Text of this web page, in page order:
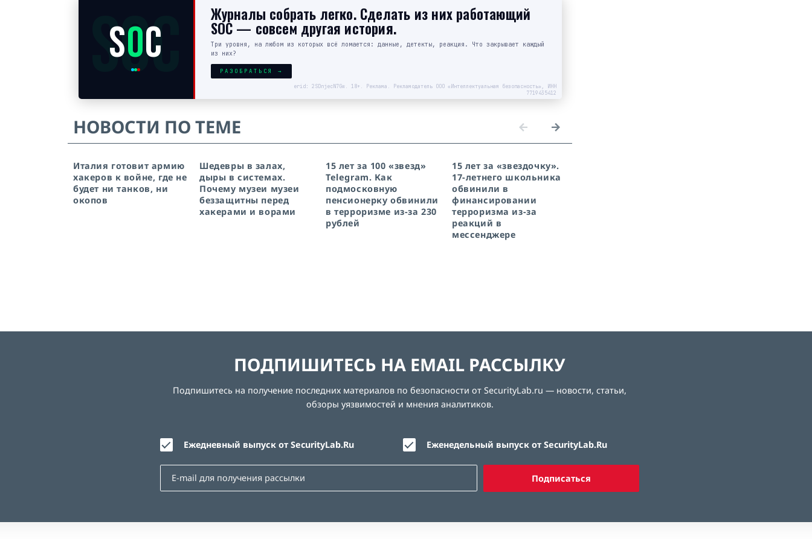
SOC
SOC
Журналы собрать легко. Сделать из них работающий
SOC — совсем другая история.
Три уровня, на любом из которых всё ломается: данные, детекты, реакция. Что закрывает каждый
из них?
РАЗОБРАТЬСЯ →
erid: 2SDnjecN7Gw. 18+. Реклама. Рекламодатель ООО «Интеллектуальная безопасность», ИНН
7719435412
НОВОСТИ ПО ТЕМЕ
Италия готовит армию
хакеров к войне, где не
будет ни танков, ни
окопов
Шедевры в залах,
дыры в системах.
Почему музеи музеи
беззащитны перед
хакерами и ворами
15 лет за 100 «звезд»
Telegram. Как
подмосковную
пенсионерку обвинили
в терроризме из-за 230
рублей
15 лет за «звездочку».
17-летнего школьника
обвинили в
финансировании
терроризма из-за
реакций в
мессенджере
ПОДПИШИТЕСЬ НА EMAIL РАССЫЛКУ
Подпишитесь на получение последних материалов по безопасности от SecurityLab.ru — новости, статьи,
обзоры уязвимостей и мнения аналитиков.
Ежедневный выпуск от SecurityLab.Ru Еженедельный выпуск от SecurityLab.Ru
Подписаться